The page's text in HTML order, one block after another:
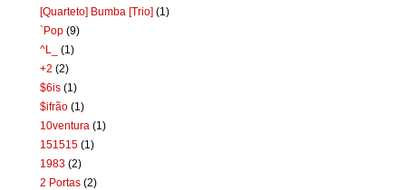
[Quarteto] Bumba [Trio] (1)
`Pop (9)
^L_
(1)
+2 (2)
$6is (1)
$ifrão (1)
10ventura (1)
151515 (1)
1983 (2)
2 Portas (2)